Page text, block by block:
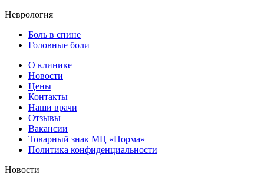
Неврология
Боль в спине
Головные боли
О клинике
Новости
Цены
Контакты
Наши врачи
Отзывы
Вакансии
Товарный знак МЦ «Норма»
Политика конфиденциальности
Новости